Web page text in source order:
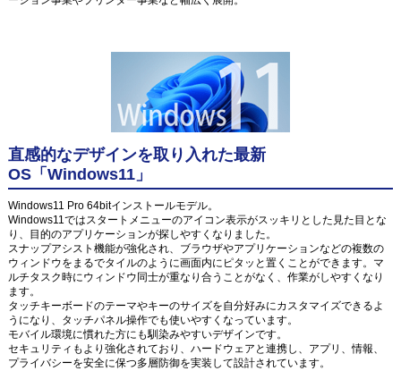
直感的なデザインを取り入れた最新
OS「Windows11」
Windows11 Pro 64bitインストールモデル。
Windows11ではスタートメニューのアイコン表示がスッキリとした見た目とな
り、目的のアプリケーションが探しやすくなりました。
スナップアシスト機能が強化され、ブラウザやアプリケーションなどの複数の
ウィンドウをまるでタイルのように画面内にピタッと置くことができます。マ
ルチタスク時にウィンドウ同士が重なり合うことがなく、作業がしやすくなり
ます。
タッチキーボードのテーマやキーのサイズを自分好みにカスタマイズできるよ
うになり、タッチパネル操作でも使いやすくなっています。
モバイル環境に慣れた方にも馴染みやすいデザインです。
セキュリティもより強化されており、ハードウェアと連携し、アプリ、情報、
プライバシーを安全に保つ多層防御を実装して設計されています。